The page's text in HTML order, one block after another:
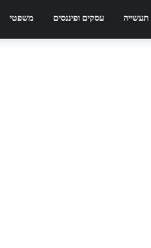
תעשייה עסקים ופיננסים משפטי